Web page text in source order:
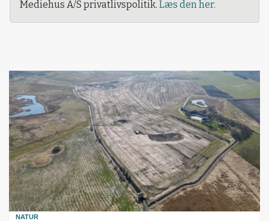
Mediehus A/S privatlivspolitik. Læs den her.
NATUR